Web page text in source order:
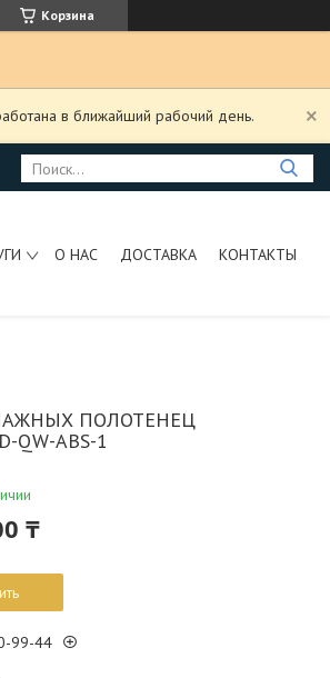
Корзина
в ближайший рабочий день.
О НАС ДОСТАВКА КОНТАКТЫ
ПОЛОТЕНЕЦ
QW-ABS-1
₸
99-44